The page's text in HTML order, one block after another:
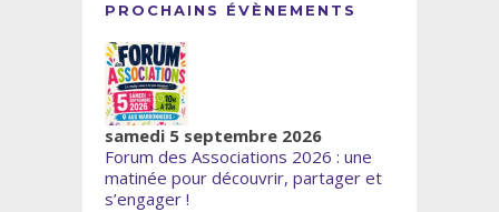
PROCHAINS ÉVÈNEMENTS
samedi 5 septembre 2026
Forum des Associations 2026 : une
matinée pour découvrir, partager et
s’engager !